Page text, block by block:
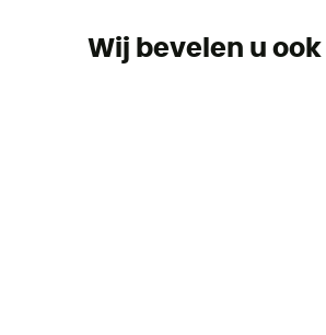
Wij bevelen u